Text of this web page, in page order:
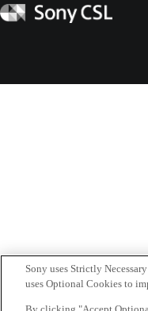
Sony
CSL
Sony uses Strictly
uses Optional Cookies to